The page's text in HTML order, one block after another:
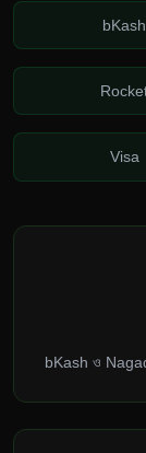
bKash
Visa
bKash ও Nagad